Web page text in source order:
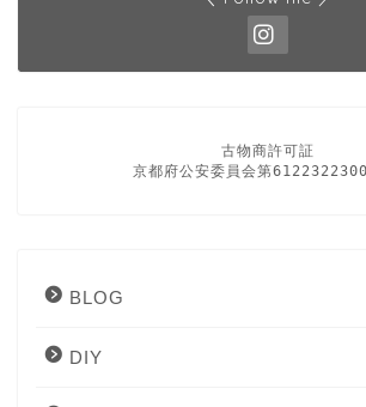
古物商許可証
京都府公安委員会第
BLOG
DIY